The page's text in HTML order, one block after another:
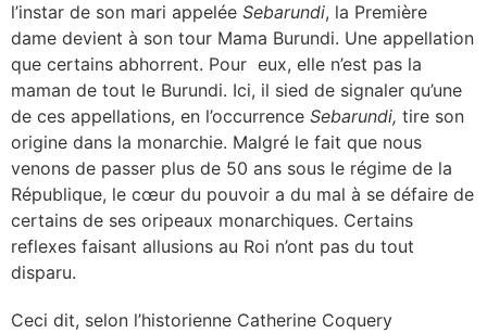
l’instar de son mari appelée Sebarundi, la Première
dame devient à son tour Mama Burundi. Une appellation
que certains abhorrent. Pour eux, elle n’est pas la
maman de tout le Burundi. Ici, il sied de signaler qu’une
de ces appellations, en l’occurrence Sebarundi, tire son
origine dans la monarchie. Malgré le fait que nous
venons de passer plus de 50 ans sous le régime de la
République, le cœur du pouvoir a du mal à se défaire de
certains de ses oripeaux monarchiques. Certains
reflexes faisant allusions au Roi n’ont pas du tout
disparu.
Ceci dit, selon l’historienne Catherine Coquery